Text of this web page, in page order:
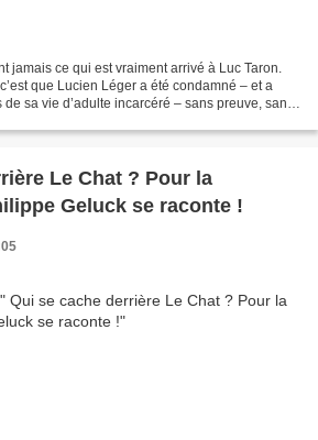
jamais ce qui est vraiment arrivé à Luc Taron.
que Lucien Léger a été condamné – et a
sa vie d’adulte incarcéré – sans preuve, sans
Le Chat ? Pour la
Geluck se raconte !